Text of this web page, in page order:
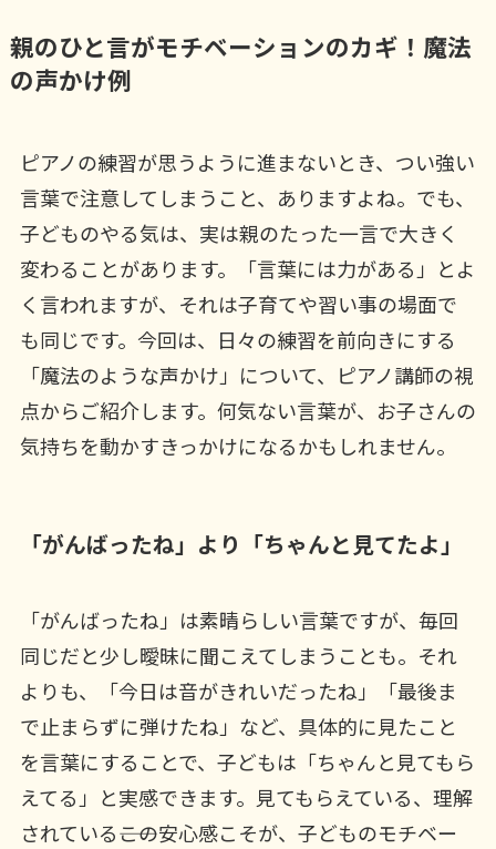
親のひと言がモチベーションのカギ！魔法
の声かけ例
ピアノの練習が思うように進まないとき、つい強い
言葉で注意してしまうこと、ありますよね。でも、
子どものやる気は、実は親のたった一言で大きく
変わることがあります。「言葉には力がある」とよ
く言われますが、それは子育てや習い事の場面で
も同じです。今回は、日々の練習を前向きにする
「魔法のような声かけ」について、ピアノ講師の視
点からご紹介します。何気ない言葉が、お子さんの
気持ちを動かすきっかけになるかもしれません。
「がんばったね」より「ちゃんと見てたよ」
「がんばったね」は素晴らしい言葉ですが、毎回
同じだと少し曖昧に聞こえてしまうことも。それ
よりも、「今日は音がきれいだったね」「最後ま
で止まらずに弾けたね」など、具体的に見たこと
を言葉にすることで、子どもは「ちゃんと見てもら
えてる」と実感できます。見てもらえている、理解
されている――この安心感こそが、子どものモチベー